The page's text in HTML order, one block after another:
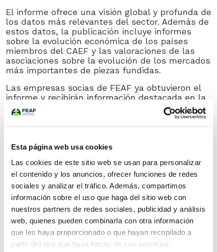
Esta página web usa cookies
Las cookies de este sitio web se usan para personalizar
el contenido y los anuncios, ofrecer funciones de redes
sociales y analizar el tráfico. Además, compartimos
información sobre el uso que haga del sitio web con
nuestros partners de redes sociales, publicidad y análisis
web, quienes pueden combinarla con otra información
que les haya proporcionado o que hayan recopilado a
partir del uso que haya hecho de sus servicios.
El informe ofrece una visión global y profunda de
los datos más relevantes del sector. Además de
estos datos, la publicación incluye informes
sobre la evolución económica de los países
miembros del CAEF y las valoraciones de las
asociaciones sobre la evolución de los mercados
más importantes de piezas fundidas.
Las empresas socias de FEAF ya obtuvieron el
informe y recibirán información destacada en la
próxima publicación del Boletín Técnico de
Diciembre 2024.
completo.
The European Foundry Industry 2023 Descarga
POST
NAVIGATION
ENTRADA ANTERIOR
Éxito del 4º Foro de Descarbonización de la
Industria